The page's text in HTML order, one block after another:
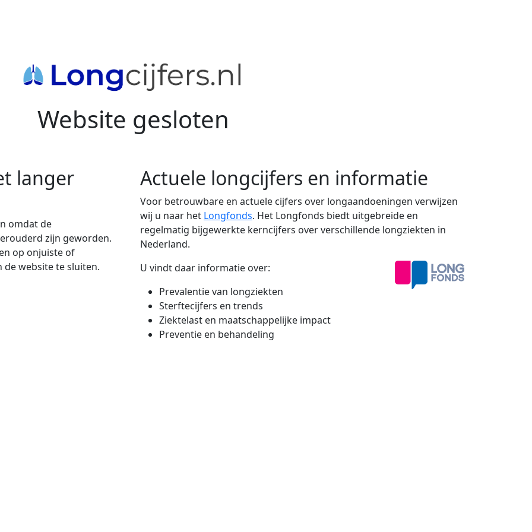
Website gesloten
langer
omdat de
zijn geworden.
op onjuiste of
de website te sluiten.
Actuele longcijfers en informatie
Voor betrouwbare en actuele cijfers over longaandoeningen verwijzen
wij u naar het Longfonds. Het Longfonds biedt uitgebreide en
regelmatig bijgewerkte kerncijfers over verschillende longziekten in
Nederland.
U vindt daar informatie over:
Prevalentie van longziekten
Sterftecijfers en trends
Ziektelast en maatschappelijke impact
Preventie en behandeling